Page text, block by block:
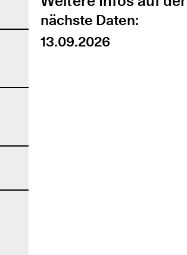
nächste Daten:
13.09.2026